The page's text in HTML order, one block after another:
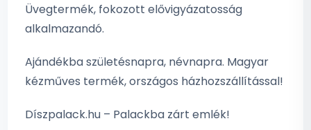
Üvegtermék, fokozott elővigyázatosság
alkalmazandó.
Ajándékba születésnapra, névnapra. Magyar
kézműves termék, országos házhozszállítással!
Díszpalack.hu – Palackba zárt emlék!